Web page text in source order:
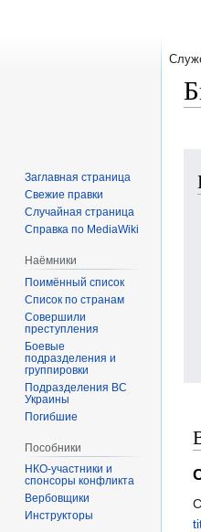
Заглавная страница
Свежие правки
Случайная страница
Справка по MediaWiki
Наёмники
Поимённый список
Список по странам
Совершили
преступления
Боевые
подразделения и
группировки
Подразделения ВС
Украины
Погибшие
Пособники
спонсоры конфликта
‏‎Вербовщики
Инструкторы